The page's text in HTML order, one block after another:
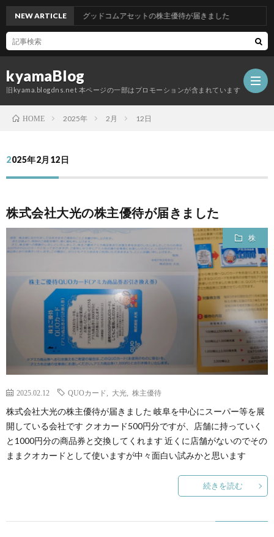
kyamaBlog
旧kyama.blogdns.net 本ページの一部はプロモーションが含まれています
NEW ARTICLE グッドコムアセットの株主優待が届きました
HOME 2025年 2月 12日
2025年2月12日
株式会社大光の株主優待が届きました
株
2025.02.12 QUOカード 大光 株主優待
株式会社大光の株主優待が届きました 岐阜を中心にスーパー等を展
開している会社です クオカード500円分ですが、店舗に持っていく
と1000円分の商品券と交換してくれます 近くに店舗がないのでその
ままクオカードとして使いますが中々面白い試みかと思います
続きを読む